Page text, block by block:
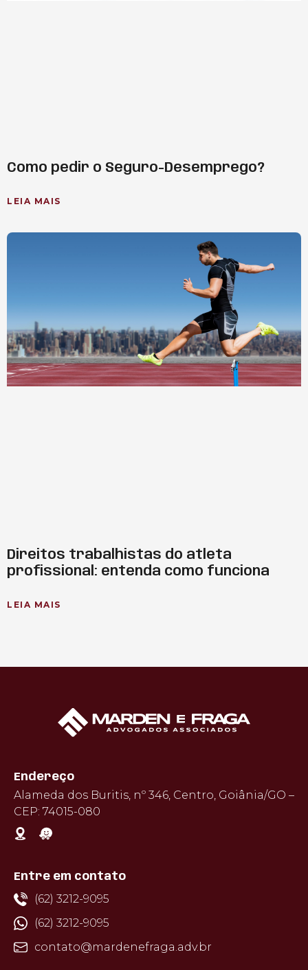
Como pedir o Seguro-Desemprego?
LEIA MAIS
Direitos trabalhistas do atleta
profissional: entenda como funciona
LEIA MAIS
Endereço
Alameda dos Buritis, nº 346, Centro, Goiânia/GO –
CEP: 74015-080
Entre em contato
(62) 3212-9095
(62) 3212-9095
contato@mardenefraga.adv.br